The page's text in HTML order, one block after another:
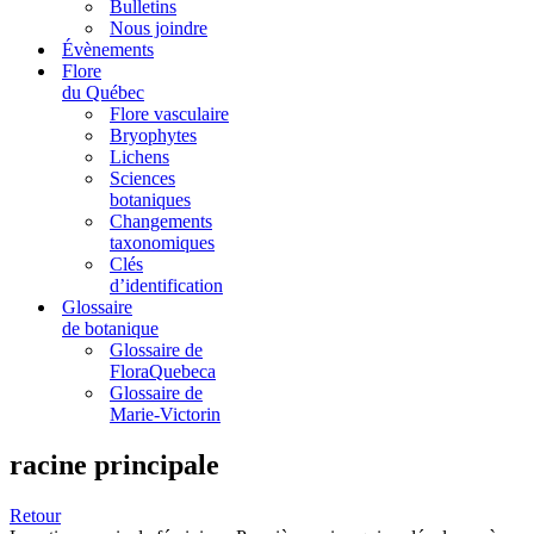
Bulletins
Nous joindre
Évènements
Flore
du Québec
Flore vasculaire
Bryophytes
Lichens
Sciences
botaniques
Changements
taxonomiques
Clés
d’identification
Glossaire
de botanique
Glossaire de
FloraQuebeca
Glossaire de
Marie-Victorin
racine principale
Retour